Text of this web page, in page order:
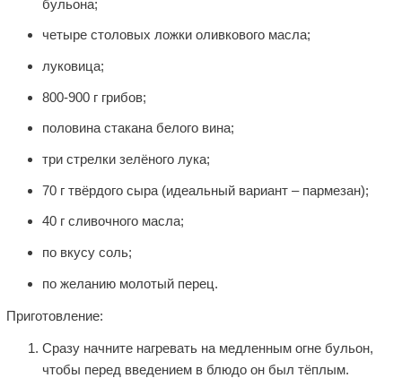
бульона;
четыре столовых ложки оливкового масла;
луковица;
800-900 г грибов;
половина стакана белого вина;
три стрелки зелёного лука;
70 г твёрдого сыра (идеальный вариант – пармезан);
40 г сливочного масла;
по вкусу соль;
по желанию молотый перец.
Приготовление:
Сразу начните нагревать на медленным огне бульон,
чтобы перед введением в блюдо он был тёплым.